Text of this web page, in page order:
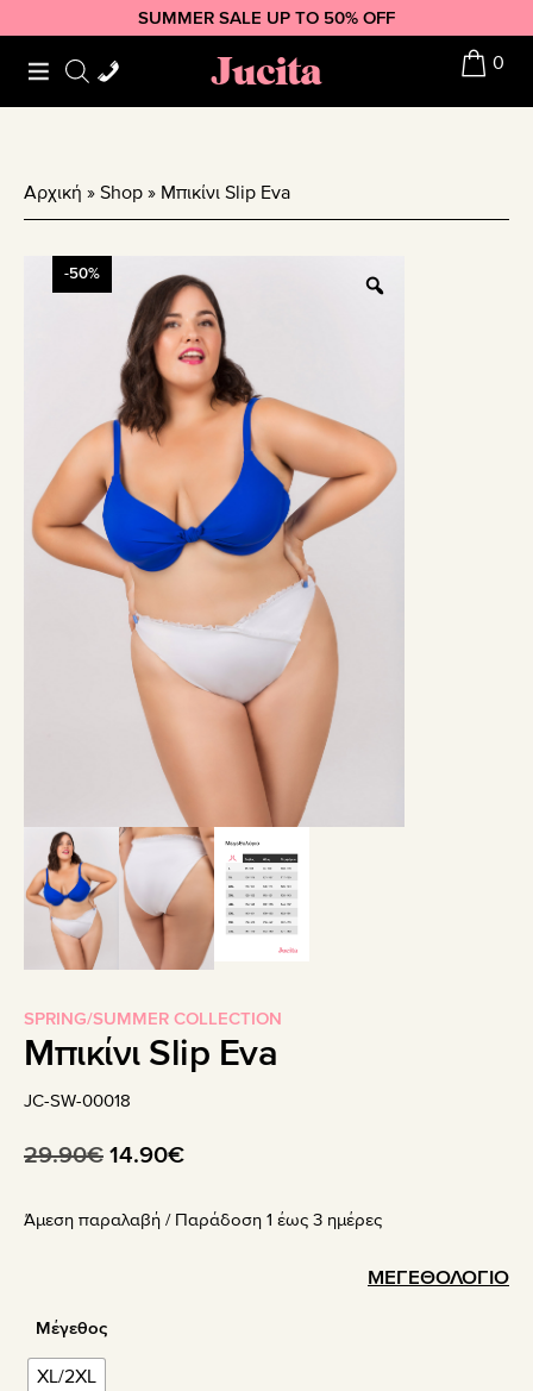
to
primary
to
main
to
footer
SUMMER SALE UP TO 50% OFF
Jucita 0
Αρχική » Shop » Μπικίνι Slip Eva
-50%
SPRING/SUMMER COLLECTION
Μπικίνι Slip Eva
JC-SW-00018
29.90€ Original
was:
14.90€Η
τιμή
Άμεση παραλαβή / Παράδoση 1 έως 3 ημέρες
ΜΕΓΕΘΟΛΟΓΙΟ
Μέγεθος
XL/2XL